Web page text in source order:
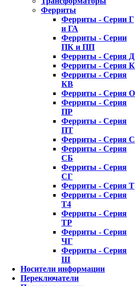
Ферриты
Ферриты - Серии Г
и ГА
Ферриты - Серии
ПК и ПП
Ферриты - Серия Д
Ферриты - Серия К
Ферриты - Серия
КВ
Ферриты - Серия О
Ферриты - Серия
ПР
Ферриты - Серия
ПТ
Ферриты - Серия С
Ферриты - Серия
СБ
Ферриты - Серия
СГ
Ферриты - Серия Т
Ферриты - Серия
Т4
Ферриты - Серия
ТР
Ферриты - Серия
ЧГ
Ферриты - Серия
Ш
Носители информации
Переключатели